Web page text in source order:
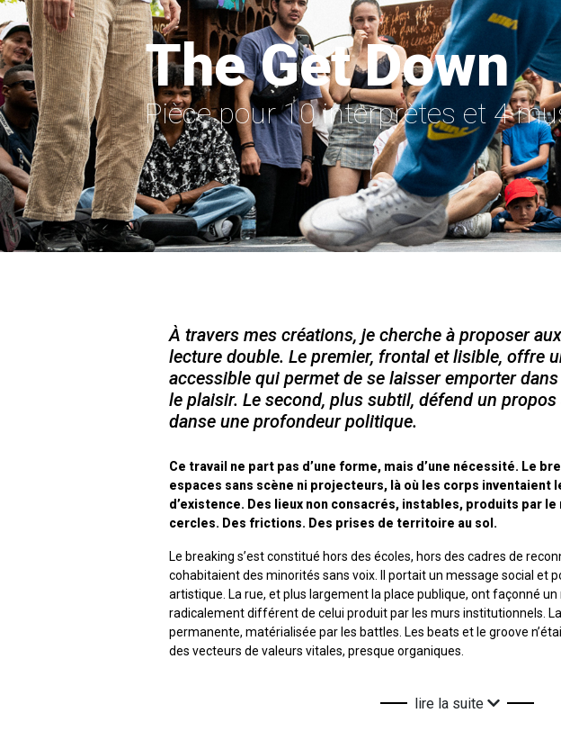
The Get Down
Pièce pour 10 interprètes et 4
À travers mes créations, je cherche à proposer
lecture double. Le premier, frontal et lisible, offre
accessible qui permet de se laisser emporter dans
le plaisir. Le second, plus subtil, défend un
danse une profondeur politique.
Ce travail ne part pas d’une forme, mais d’une nécessité. Le
espaces sans scène ni projecteurs, là où les corps inventaient
d’existence. Des lieux non consacrés, instables, produits par
cercles. Des frictions. Des prises de territoire au sol.
Le breaking s’est constitué hors des écoles, hors des cadres de
cohabitaient des minorités sans voix. Il portait un message social et
artistique. La rue, et plus largement la place publique, ont façonné un
radicalement différent de celui produit par les murs institutionnels.
permanente, matérialisée par les battles. Les beats et le groove
des vecteurs de valeurs vitales, presque organiques.
lire la suite